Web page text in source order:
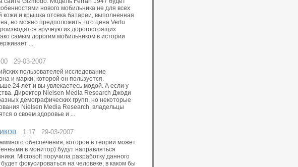
нового мобильника не для всех
кожи и крышка отсека батареи, выполненная
но можно предположить, что цена Vertu
вручную из дорогостоящих
самым дорогим мобильником в истории
...
29-03-2007
пользователей исследование
и марки, которой он пользуется.
24 лет и вы увлекаетесь модой. А если у
Директор Nielsen Media Research Джоди
демографических групп, но некоторые
Nielsen Media Research, владельцы
о своем здоровье и ...
1:17 29-03-2007
обеспечения, которое в теории может
в монитор) будут направляться
Microsoft поручила разработку данного
фокусироваться на человеке, в каком бы